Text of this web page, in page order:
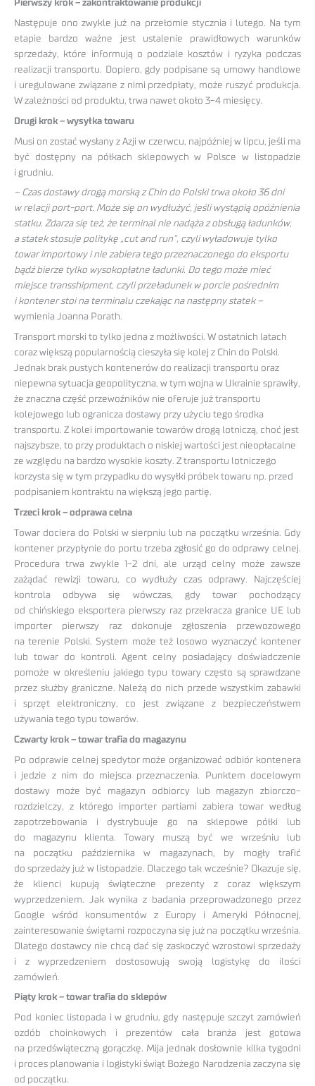
Pierwszy krok – zakontraktowanie produkcji
Następuje ono zwykle już na przełomie stycznia i lutego. Na tym
etapie bardzo ważne jest ustalenie prawidłowych warunków
sprzedaży, które informują o podziale kosztów i ryzyka podczas
realizacji transportu. Dopiero, gdy podpisane są umowy handlowe
i uregulowane związane z nimi przedpłaty, może ruszyć produkcja.
W zależności od produktu, trwa nawet około 3-4 miesięcy.
Drugi krok – wysyłka towaru
Musi on zostać wysłany z Azji w czerwcu, najpóźniej w lipcu, jeśli ma
być dostępny na półkach sklepowych w Polsce w listopadzie
i grudniu.
– Czas dostawy drogą morską z Chin do Polski trwa około 36 dni
w relacji port-port. Może się on wydłużyć, jeśli wystąpią opóźnienia
statku. Zdarza się też, że terminal nie nadąża z obsługą ładunków,
a statek stosuje politykę „cut and run”, czyli wyładowuje tylko
towar importowy i nie zabiera tego przeznaczonego do eksportu
bądź bierze tylko wysokopłatne ładunki. Do tego może mieć
miejsce transshipment, czyli przeładunek w porcie pośrednim
i kontener stoi na terminalu czekając na następny statek –
wymienia Joanna Porath.
Transport morski to tylko jedna z możliwości. W ostatnich latach
coraz większą popularnością cieszyła się kolej z Chin do Polski.
Jednak brak pustych kontenerów do realizacji transportu oraz
niepewna sytuacja geopolityczna, w tym wojna w Ukrainie sprawiły,
że znaczna część przewoźników nie oferuje już transportu
kolejowego lub ogranicza dostawy przy użyciu tego środka
transportu. Z kolei importowanie towarów drogą lotniczą, choć jest
najszybsze, to przy produktach o niskiej wartości jest nieopłacalne
ze względu na bardzo wysokie koszty. Z transportu lotniczego
korzysta się w tym przypadku do wysyłki próbek towaru np. przed
podpisaniem kontraktu na większą jego partię.
Trzeci krok – odprawa celna
Towar dociera do Polski w sierpniu lub na początku września. Gdy
kontener przypłynie do portu trzeba zgłosić go do odprawy celnej.
Procedura trwa zwykle 1-2 dni, ale urząd celny może zawsze
zażądać rewizji towaru, co wydłuży czas odprawy. Najczęściej
kontrola odbywa się wówczas, gdy towar pochodzący
od chińskiego eksportera pierwszy raz przekracza granice UE lub
importer pierwszy raz dokonuje zgłoszenia przewozowego
na terenie Polski. System może też losowo wyznaczyć kontener
lub towar do kontroli. Agent celny posiadający doświadczenie
pomoże w określeniu jakiego typu towary często są sprawdzane
przez służby graniczne. Należą do nich przede wszystkim zabawki
i sprzęt elektroniczny, co jest związane z bezpieczeństwem
używania tego typu towarów.
Czwarty krok – towar trafia do magazynu
Po odprawie celnej spedytor może organizować odbiór kontenera
i jedzie z nim do miejsca przeznaczenia. Punktem docelowym
dostawy może być magazyn odbiorcy lub magazyn zbiorczo-
rozdzielczy, z którego importer partiami zabiera towar według
zapotrzebowania i dystrybuuje go na sklepowe półki lub
do magazynu klienta. Towary muszą być we wrześniu lub
na początku października w magazynach, by mogły trafić
do sprzedaży już w listopadzie. Dlaczego tak wcześnie? Okazuje się,
że klienci kupują świąteczne prezenty z coraz większym
wyprzedzeniem. Jak wynika z badania przeprowadzonego przez
Google wśród konsumentów z Europy i Ameryki Północnej,
zainteresowanie świętami rozpoczyna się już na początku września.
Dlatego dostawcy nie chcą dać się zaskoczyć wzrostowi sprzedaży
i z wyprzedzeniem dostosowują swoją logistykę do ilości
zamówień.
Piąty krok – towar trafia do sklepów
Pod koniec listopada i w grudniu, gdy następuje szczyt zamówień
ozdób choinkowych i prezentów cała branża jest gotowa
na przedświąteczną gorączkę. Mija jednak dosłownie kilka tygodni
i proces planowania i logistyki świąt Bożego Narodzenia zaczyna się
od początku.